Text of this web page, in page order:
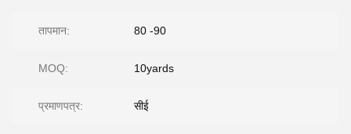
तापमान: 80 -90
MOQ: 10yards
प्रमाणपत्र: सीई